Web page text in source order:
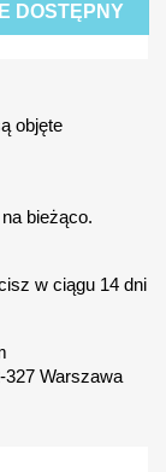
DOSTĘPNY
objęte
bieżąco.
w ciągu 14 dni
327 Warszawa